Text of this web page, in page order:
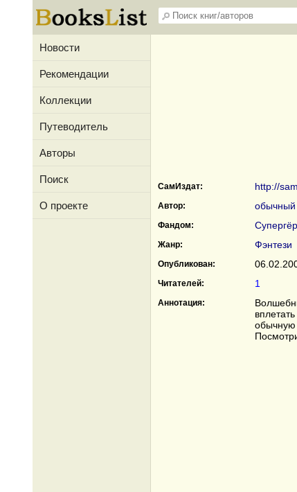
Новости
Рекомендации
Коллекции
Путеводитель
Авторы
Поиск
О проекте
СамИздат: http://
Автор:
Фандом:
Жанр: Фэнтези
Опубликован:
Читателей: 1
Аннотация:
обычную